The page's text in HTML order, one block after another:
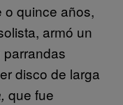
o quince años,
armó un
disco de larga
que fue